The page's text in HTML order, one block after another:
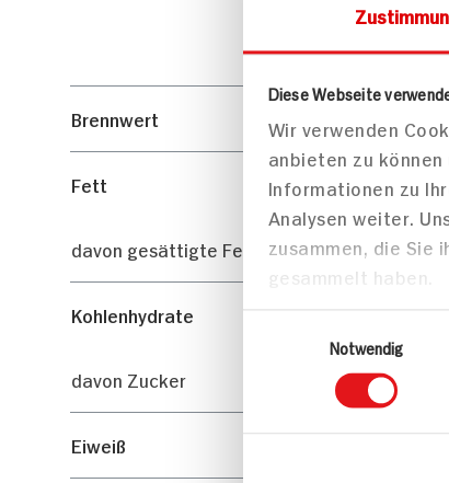
Diese Webseite
Wir verwenden
anbieten zu
Informationen zu
Analysen weiter.
zusammen, die Sie
gesammelt haben.
Notwendig
Brennwert
Fett
davon gesättigte Fettsäuren
Kohlenhydrate
davon Zucker
Eiweiß